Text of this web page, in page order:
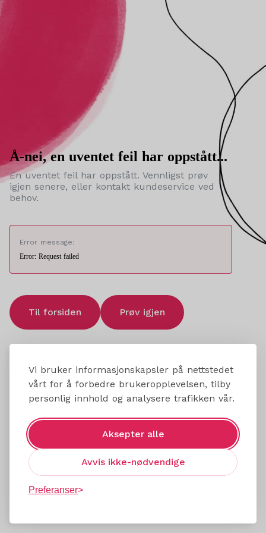
Vi bruker informasjonskapsler på nettstedet
vårt for å forbedre brukeropplevelsen, tilby
personlig innhold og analysere trafikken vår.
Aksepter alle
Avvis ikke-nødvendige
Preferanser
Å-nei, en uventet feil har oppstått...
En uventet feil har oppstått. Vennligst prøv
igjen senere, eller kontakt kundeservice ved
behov.
Error message:
Error: Request failed
Til forsiden Prøv igjen